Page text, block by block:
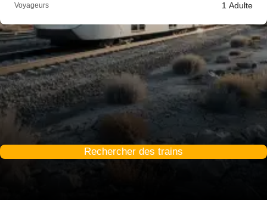
Voyageurs 1 Adulte
Rechercher des trains